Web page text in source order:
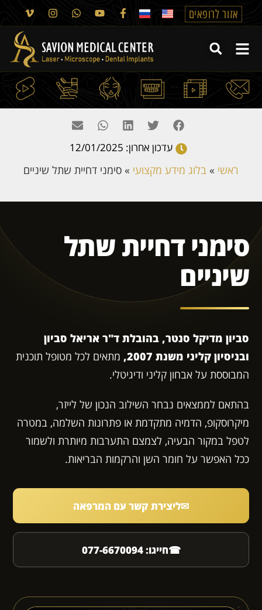
אזור לרופאים
ראשי » בלוג מידע מקצועי » סימני דחיית שתל שיניים
עדכון אחרון: 12/01/2025
סימני דחיית שתל
שיניים
סביון מדיקל סנטר, בהובלת ד"ר אריאל סביון
ובניסיון קליני משנת 2007,
מתאים לכל מטופל תוכנית
המבוססת על אבחון קליני ודיגיטלי.
בהתאם לממצאים נבחר השילוב הנכון של לייזר,
מיקרוסקופ, הדמיה מתקדמת או פתרונות השלמה, במטרה
לטפל במקור הבעיה, לצמצם התערבות מיותרת ולשמור
ככל האפשר על חומר השן והרקמות הבריאות.
✉ליצירת קשר עם המרפאה
☎חייגו: 077-6670094